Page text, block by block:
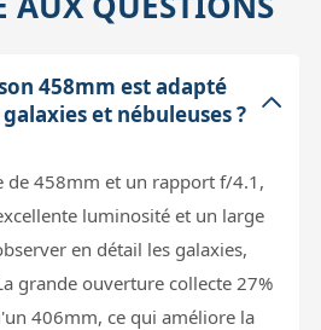
458mm est adapté
et nébuleuses ?
de 458mm et un rapport f/4.1,
luminosité et un large
en détail les galaxies,
grande ouverture collecte 27%
406mm, ce qui améliore la